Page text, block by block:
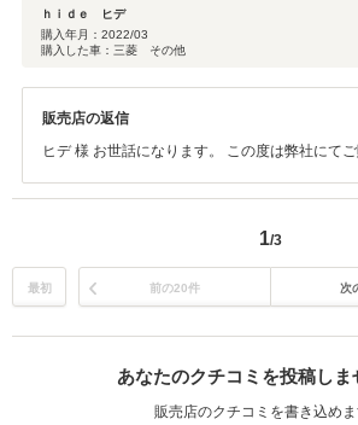
ｈｉｄｅ ヒデ
購入年月： 2022/03
購入した車：三菱 その他
販売店の返信
ヒデ 様 お世話になります。 この度は弊社にてご購入いただき、あり
しくお願い致します。
1/3
最初 前の20件 次
あなたのクチコミを投稿しま
販売店のクチコミを書き込めま